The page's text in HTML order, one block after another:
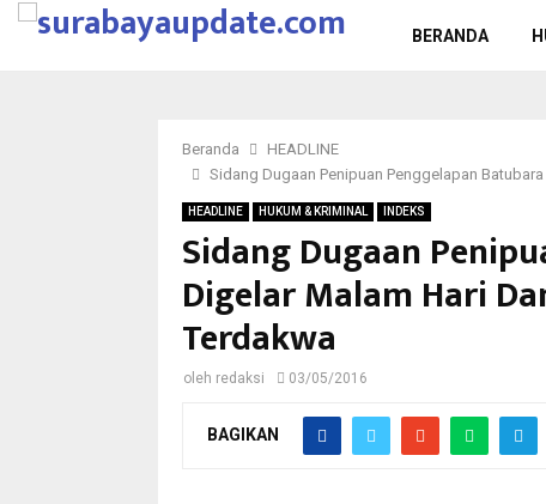
BERANDA
Beranda
HEADLINE
Sidang Dugaan Penipuan Penggelapan
HEADLINE HUKUM & KRIMINAL INDEKS
Sidang Dugaan
Digelar Malam Hari
Terdakwa
oleh redaksi 03/05/2016
BAGIKAN